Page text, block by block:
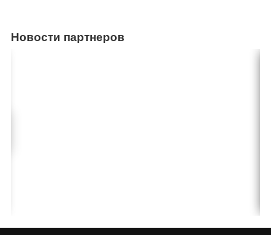
Новости партнеров